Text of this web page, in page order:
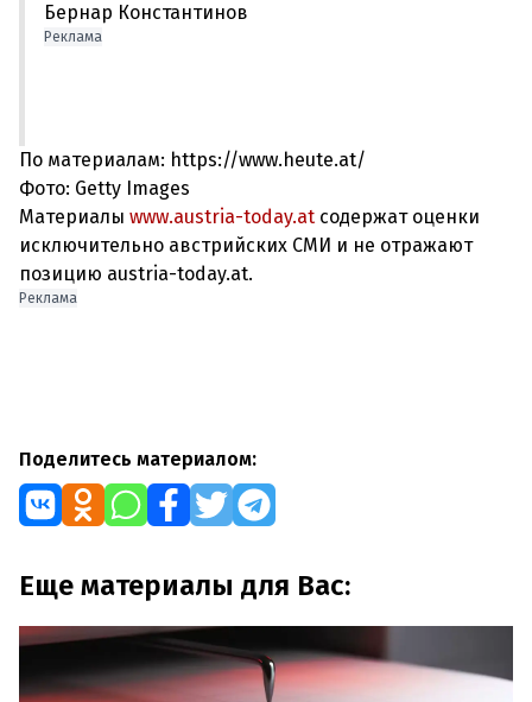
Бернар Константинов
Реклама
По материалам: https://www.heute.at/
Фото: Getty Images
Материалы www.austria-today.at содержат оценки
исключительно австрийских СМИ и не отражают
позицию austria-today.at.
Реклама
Поделитесь материалом:
Еще материалы для Вас: